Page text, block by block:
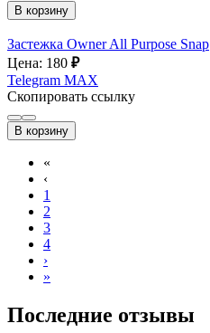
В корзину
Застежка Owner All Purpose Snap
Цена: 180 ₽
Telegram MAX
Скопировать ссылку
В корзину
«
‹
1
2
3
4
›
»
Последние отзывы